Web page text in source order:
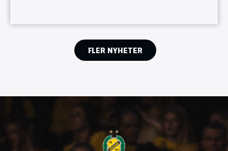
FLER NYHETER